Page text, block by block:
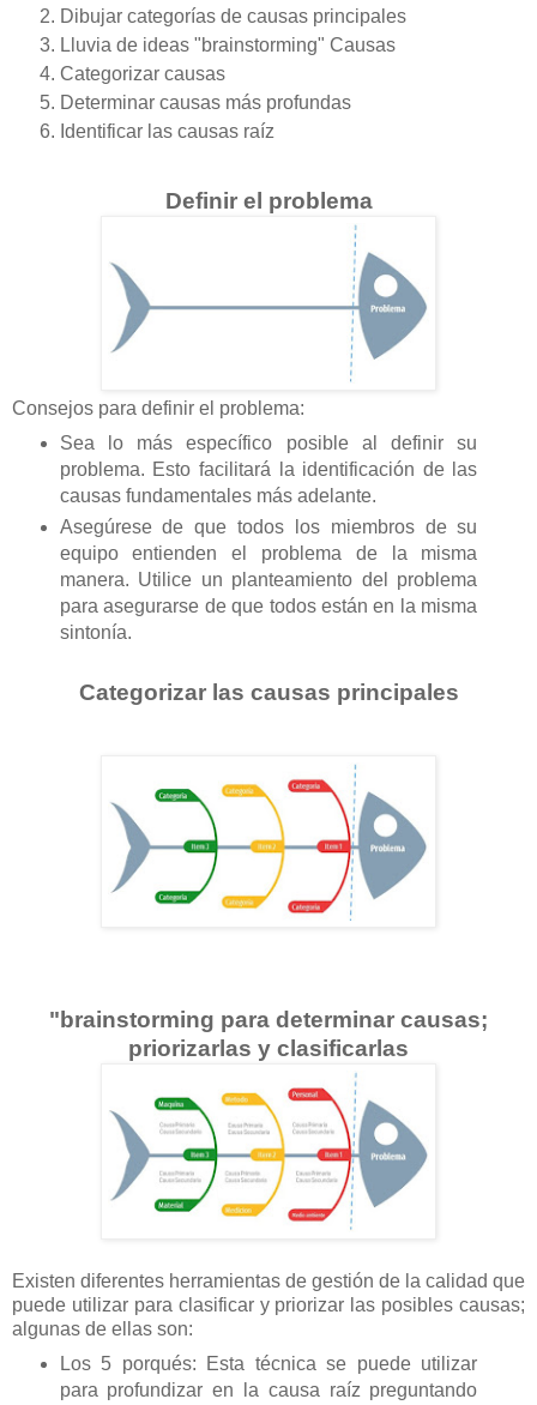
Dibujar categorías de causas principales
Lluvia de ideas "brainstorming" Causas
Categorizar causas
Determinar causas más profundas
Identificar las causas raíz
Definir el problema
Consejos para definir el problema:
Sea lo más específico posible al definir su
problema. Esto facilitará la identificación de las
causas fundamentales más adelante.
Asegúrese de que todos los miembros de su
equipo entienden el problema de la misma
manera. Utilice un planteamiento del problema
para asegurarse de que todos están en la misma
sintonía.
Categorizar las causas principales
"brainstorming para determinar causas;
priorizarlas y clasificarlas
Existen diferentes herramientas de gestión de la calidad que
puede utilizar para clasificar y priorizar las posibles causas;
algunas de ellas son:
Los 5 porqués: Esta técnica se puede utilizar
para profundizar en la causa raíz preguntando